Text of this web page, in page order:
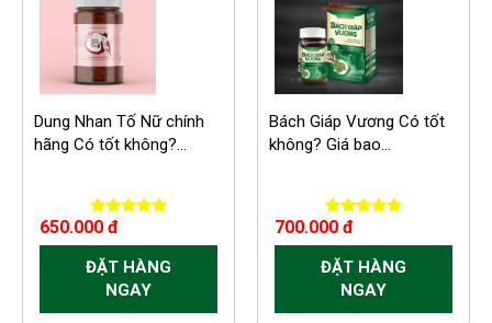
Dung Nhan Tố Nữ chính
hãng Có tốt không?...
650.000 đ
ĐẶT HÀNG
NGAY
Bách Giáp Vương Có tốt
không? Giá bao...
700.000 đ
ĐẶT HÀNG
NGAY